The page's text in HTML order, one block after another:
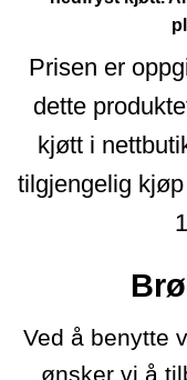
Prisen er
dette
kjøtt i
tilgjengelig
Ved å benytte
ønsker vi å